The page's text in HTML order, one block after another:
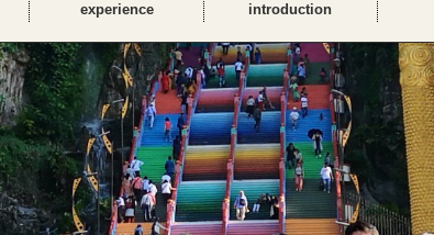
experience
introduction